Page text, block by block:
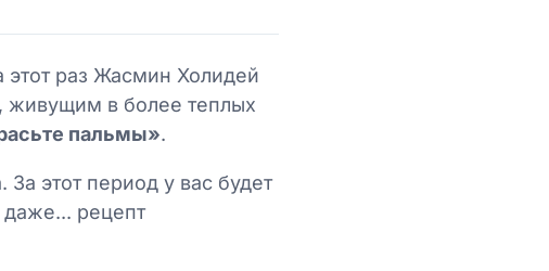
раз Жасмин Холидей
живущим в более теплых
пальмы».
этот период у вас будет
даже... рецепт